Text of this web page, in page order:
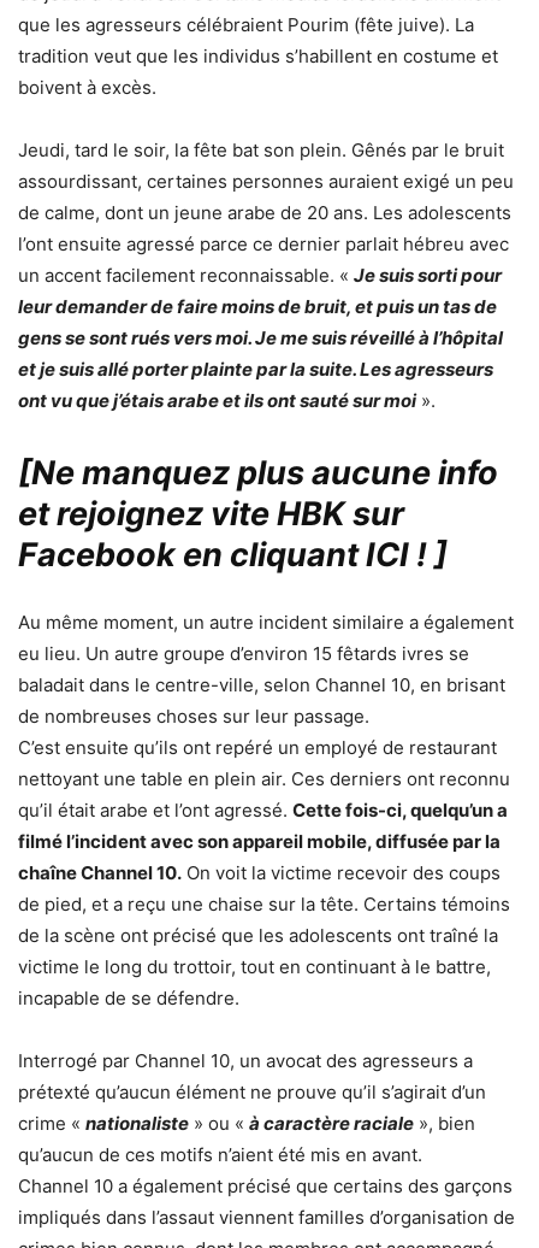
que les agresseurs célébraient Pourim (fête juive). La
tradition veut que les individus s’habillent en costume et
boivent à excès.
Jeudi, tard le soir, la fête bat son plein. Gênés par le bruit
assourdissant, certaines personnes auraient exigé un peu
de calme, dont un jeune arabe de 20 ans. Les adolescents
l’ont ensuite agressé parce ce dernier parlait hébreu avec
un accent facilement reconnaissable. « Je suis sorti pour
leur demander de faire moins de bruit, et puis un tas de
gens se sont rués vers moi. Je me suis réveillé à l’hôpital
et je suis allé porter plainte par la suite. Les agresseurs
ont vu que j’étais arabe et ils ont sauté sur moi ».
[Ne manquez plus aucune info
et rejoignez vite HBK sur
Facebook en cliquant ICI ! ]
Au même moment, un autre incident similaire a également
eu lieu. Un autre groupe d’environ 15 fêtards ivres se
baladait dans le centre-ville, selon Channel 10, en brisant
de nombreuses choses sur leur passage.
C’est ensuite qu’ils ont repéré un employé de restaurant
nettoyant une table en plein air. Ces derniers ont reconnu
qu’il était arabe et l’ont agressé. Cette fois-ci, quelqu’un a
filmé l’incident avec son appareil mobile, diffusée par la
chaîne Channel 10. On voit la victime recevoir des coups
de pied, et a reçu une chaise sur la tête. Certains témoins
de la scène ont précisé que les adolescents ont traîné la
victime le long du trottoir, tout en continuant à le battre,
incapable de se défendre.
Interrogé par Channel 10, un avocat des agresseurs a
prétexté qu’aucun élément ne prouve qu’il s’agirait d’un
crime « nationaliste » ou « à caractère raciale », bien
qu’aucun de ces motifs n’aient été mis en avant.
Channel 10 a également précisé que certains des garçons
impliqués dans l’assaut viennent familles d’organisation de